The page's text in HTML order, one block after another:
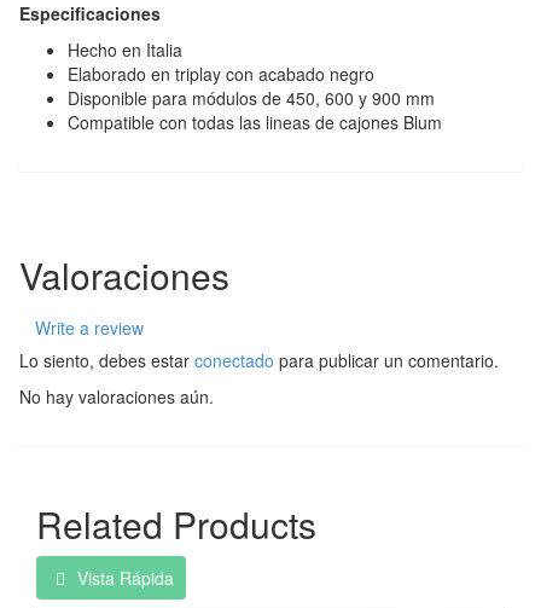
Especificaciones
Hecho en Italia
Elaborado en triplay con acabado negro
Disponible para módulos de 450, 600 y 900 mm
Compatible con todas las lineas de cajones Blum
Valoraciones
Write a review
Lo siento, debes estar conectado para publicar un comentario.
No hay valoraciones aún.
Related Products
Vista Rápida